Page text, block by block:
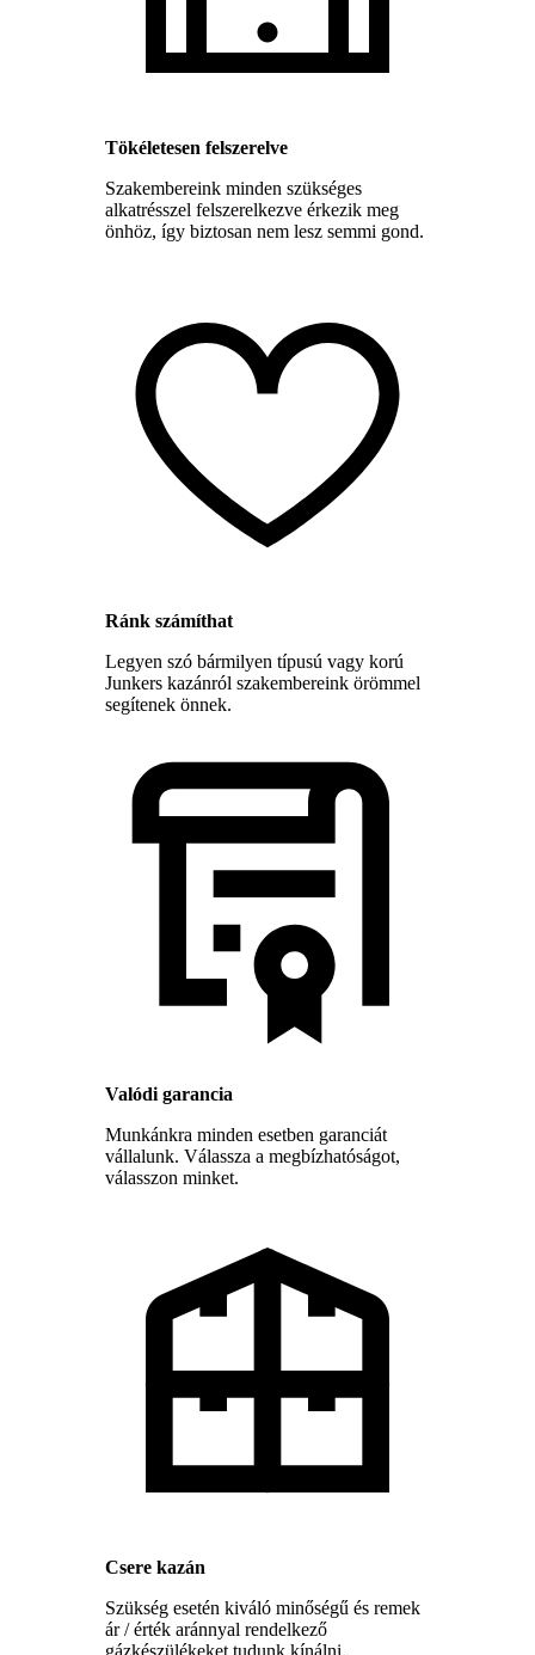
Tökéletesen felszerelve
Szakembereink minden szükséges
alkatrésszel felszerelkezve érkezik meg
önhöz, így biztosan nem lesz semmi gond.
Ránk számíthat
Legyen szó bármilyen típusú vagy korú
Junkers kazánról szakembereink örömmel
segítenek önnek.
Valódi garancia
Munkánkra minden esetben garanciát
vállalunk. Válassza a megbízhatóságot,
válasszon minket.
Csere kazán
Szükség esetén kiváló minőségű és remek
ár / érték aránnyal rendelkező
gázkészülékeket tudunk kínálni.